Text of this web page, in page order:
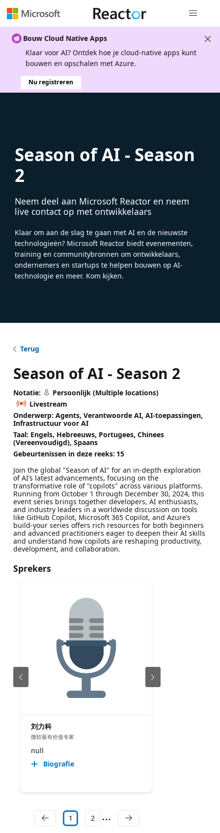
Bouw Cloud Native Apps
Klaar voor AI? Ontdek hoe je cloud-native apps kunt
bouwen en opschalen met Azure.
Nu registreren
Season of AI - Season
2
Neem deel aan Microsoft Reactor en neem
live contact op met ontwikkelaars
Klaar om aan de slag te gaan met AI en de nieuwste
technologieën? Microsoft Reactor biedt evenementen,
training en communitybronnen om ontwikkelaars,
ondernemers en startups te helpen bouwen op AI-
technologie en meer. Kom kijken.
Terug
Season of AI - Season 2
Notatie:
Persoonlijk (Multiple locations)
Livestream
Onderwerp: Agents, Verantwoorde AI, AI-toepassingen,
Infrastructuur voor AI
Taal: Engels, Hebreeuws, Portugees, Chinees
(Vereenvoudigd), Spaans
Gebeurtenissen in deze reeks: 15
Join the global "Season of AI" for an in-depth exploration
of AI’s latest advancements, focusing on the
transformative role of "copilots" across various platforms.
Running from October 1 through December 30, 2024, this
event series brings together developers, AI enthusiasts,
and industry leaders in a worldwide discussion on tools
like GitHub Copilot, Microsoft 365 Copilot, and Azure’s
build-your series offers rich resources for both beginners
and advanced practitioners eager to deepen their AI skills
and understand how copilots are reshaping productivity,
development, and collaboration.
Sprekers
刘力科
微软最有价值专家
null
Biografie
1 2